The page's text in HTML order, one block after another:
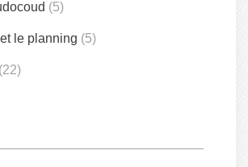
(5)
le planning (5)
(22)